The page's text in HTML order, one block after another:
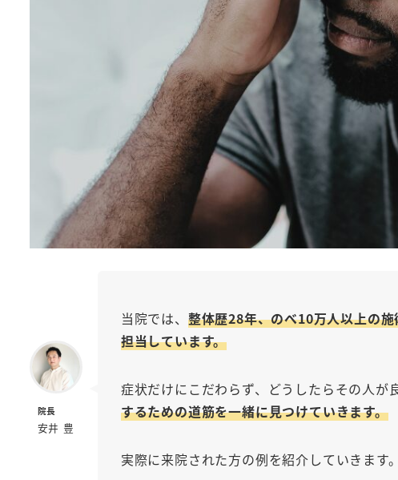
院長
安井 豊
当院では、 整体歴28年、のべ10万人以上の
担当しています。
症状だけにこだわらず、どうしたらその人が
するための道筋を一緒に見つけていきます。
実際に来院された方の例を紹介していきます。